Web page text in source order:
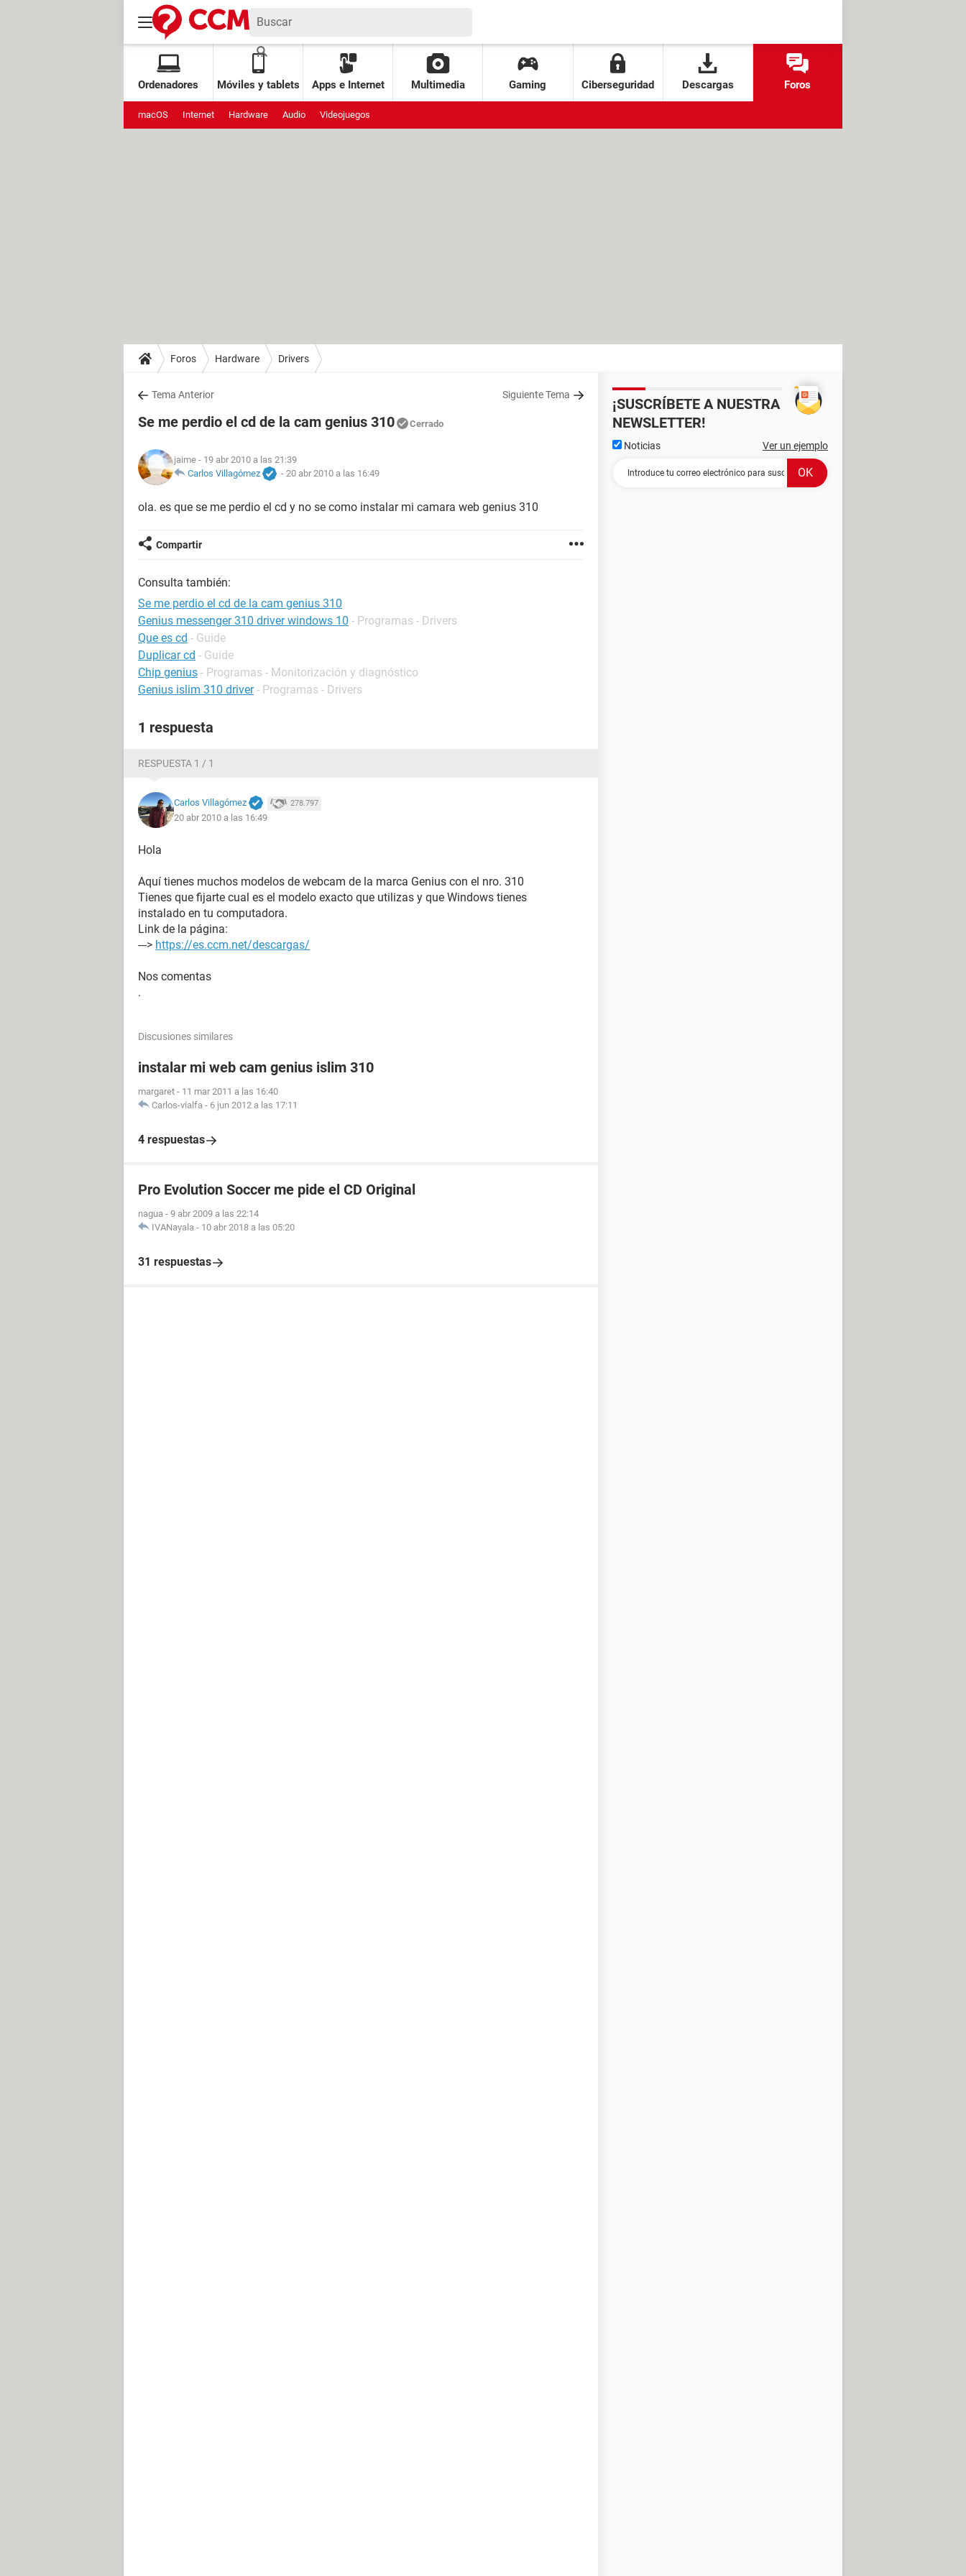
Ordenadores Móviles y tablets Apps e Internet Multimedia Gaming Ciberseguridad Descargas Foros
macOS Internet Hardware Audio Videojuegos
Foros Hardware Drivers
Tema Anterior Siguiente Tema
Se me perdio el cd de la cam genius 310 Cerrado
jaime - 19 abr 2010 a las 21:39
Carlos Villagómez
- 20 abr 2010 a las 16:49
ola. es que se me perdio el cd y no se como instalar mi camara web genius 310
Compartir
Consulta también:
Se me perdio el cd de la cam genius 310
Genius messenger 310 driver windows 10 - Programas - Drivers
Que es cd - Guide
Duplicar cd - Guide
Chip genius - Programas - Monitorización y diagnóstico
Genius islim 310 driver - Programas - Drivers
1 respuesta
RESPUESTA 1 / 1
Carlos Villagómez 278.797
20 abr 2010 a las 16:49
Hola
Aquí tienes muchos modelos de webcam de la marca Genius con el nro. 310
Tienes que fijarte cual es el modelo exacto que utilizas y que Windows tienes
instalado en tu computadora.
Link de la página:
---> https://es.ccm.net/descargas/
Nos comentas
.
Discusiones similares
instalar mi web cam genius islim 310
margaret - 11 mar 2011 a las 16:40
Carlos-vialfa - 6 jun 2012 a las 17:11
4 respuestas
Pro Evolution Soccer me pide el CD Original
nagua - 9 abr 2009 a las 22:14
IVANayala - 10 abr 2018 a las 05:20
31 respuestas
¡SUSCRÍBETE A NUESTRA
NEWSLETTER!
Noticias Ver un ejemplo